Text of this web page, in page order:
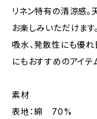
リネン特有の清涼感
お楽しみいただけます。
吸水、発散性にも優
にもおすすめのアイテ
素材
表地：綿 70%